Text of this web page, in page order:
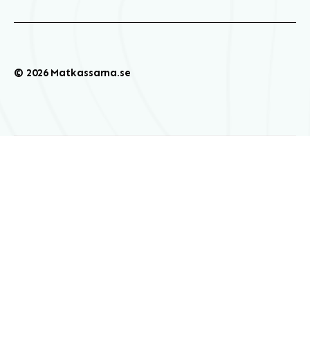
© 2026 Matkassarna.se